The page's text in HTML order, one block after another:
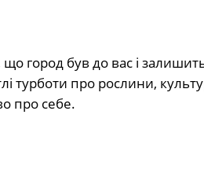
город був до вас і
турботи про рослини,
про себе.